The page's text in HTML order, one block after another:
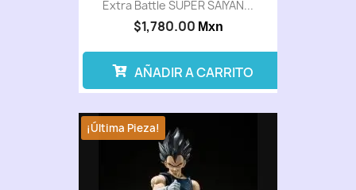
Extra Battle SUPER SAIYAN...
$1,780.00 Mxn
AÑADIR A CARRITO
¡Última Pieza!